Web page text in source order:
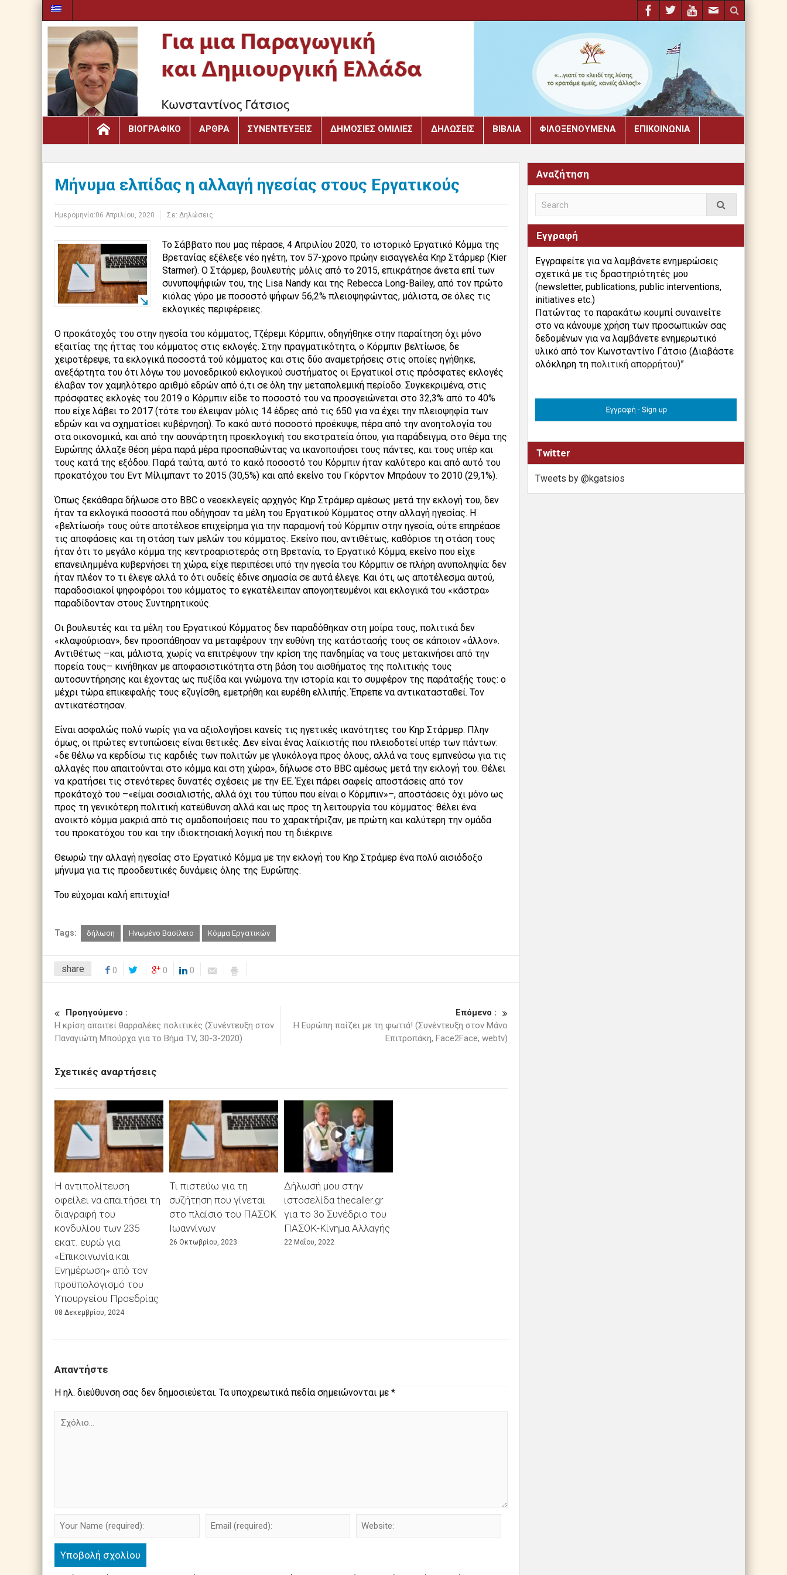
ΒΙΟΓΡΑΦΙΚΌ ΆΡΘΡΑ ΣΥΝΕΝΤΕΎΞΕΙΣ ΔΗΜΌΣΙΕΣ ΟΜΙΛΊΕΣ ΔΗΛΏΣΕΙΣ ΒΙΒΛΙΑ ΦΙΛΟΞΕΝΟΎΜΕΝΑ ΕΠΙΚΟΙΝΩΝΊΑ
Μήνυμα ελπίδας η αλλαγή ηγεσίας στους Εργατικούς
Ημερομηνία:06 Απριλίου, 2020 Σε: Δηλώσεις
Το Σάββατο που μας πέρασε, 4 Απριλίου 2020, το ιστορικό Εργατικό Κόμμα της
Βρετανίας εξέλεξε νέο ηγέτη, τον 57-χρονο πρώην εισαγγελέα Κηρ Στάρμερ (Kier
Starmer). Ο Στάρμερ, βουλευτής μόλις από το 2015, επικράτησε άνετα επί των
συνυποψήφιών του, της Lisa Nandy και της Rebecca Long-Bailey, από τον πρώτο
κιόλας γύρο με ποσοστό ψήφων 56,2% πλειοψηφώντας, μάλιστα, σε όλες τις
εκλογικές περιφέρειες.
Ο προκάτοχός του στην ηγεσία του κόμματος, Τζέρεμι Κόρμπιν, οδηγήθηκε στην παραίτηση όχι μόνο
εξαιτίας της ήττας του κόμματος στις εκλογές. Στην πραγματικότητα, ο Κόρμπιν βελτίωσε, δε
χειροτέρεψε, τα εκλογικά ποσοστά τού κόμματος και στις δύο αναμετρήσεις στις οποίες ηγήθηκε,
ανεξάρτητα του ότι λόγω του μονοεδρικού εκλογικού συστήματος οι Εργατικοί στις πρόσφατες εκλογές
έλαβαν τον χαμηλότερο αριθμό εδρών από ό,τι σε όλη την μεταπολεμική περίοδο. Συγκεκριμένα, στις
πρόσφατες εκλογές του 2019 ο Κόρμπιν είδε το ποσοστό του να προσγειώνεται στο 32,3% από το 40%
που είχε λάβει το 2017 (τότε του έλειψαν μόλις 14 έδρες από τις 650 για να έχει την πλειοψηφία των
εδρών και να σχηματίσει κυβέρνηση). Το κακό αυτό ποσοστό προέκυψε, πέρα από την ανοητολογία του
στα οικονομικά, και από την ασυνάρτητη προεκλογική του εκστρατεία όπου, για παράδειγμα, στο θέμα της
Ευρώπης άλλαζε θέση μέρα παρά μέρα προσπαθώντας να ικανοποιήσει τους πάντες, και τους υπέρ και
τους κατά της εξόδου. Παρά ταύτα, αυτό το κακό ποσοστό του Κόρμπιν ήταν καλύτερο και από αυτό του
προκατόχου του Εντ Μίλιμπαντ το 2015 (30,5%) και από εκείνο του Γκόρντον Μπράουν το 2010 (29,1%).
Όπως ξεκάθαρα δήλωσε στο BBC ο νεοεκλεγείς αρχηγός Κηρ Στράμερ αμέσως μετά την εκλογή του, δεν
ήταν τα εκλογικά ποσοστά που οδήγησαν τα μέλη του Εργατικού Κόμματος στην αλλαγή ηγεσίας. Η
«βελτίωσή» τους ούτε αποτέλεσε επιχείρημα για την παραμονή τού Κόρμπιν στην ηγεσία, ούτε επηρέασε
τις αποφάσεις και τη στάση των μελών του κόμματος. Εκείνο που, αντιθέτως, καθόρισε τη στάση τους
ήταν ότι το μεγάλο κόμμα της κεντροαριστεράς στη Βρετανία, το Εργατικό Κόμμα, εκείνο που είχε
επανειλημμένα κυβερνήσει τη χώρα, είχε περιπέσει υπό την ηγεσία του Κόρμπιν σε πλήρη ανυποληψία: δεν
ήταν πλέον το τι έλεγε αλλά το ότι ουδείς έδινε σημασία σε αυτά έλεγε. Και ότι, ως αποτέλεσμα αυτού,
παραδοσιακοί ψηφοφόροι του κόμματος το εγκατέλειπαν απογοητευμένοι και εκλογικά του «κάστρα»
παραδίδονταν στους Συντηρητικούς.
Οι βουλευτές και τα μέλη του Εργατικού Κόμματος δεν παραδόθηκαν στη μοίρα τους, πολιτικά δεν
«κλαψούρισαν», δεν προσπάθησαν να μεταφέρουν την ευθύνη της κατάστασής τους σε κάποιον «άλλον».
Αντιθέτως –και, μάλιστα, χωρίς να επιτρέψουν την κρίση της πανδημίας να τους μετακινήσει από την
πορεία τους– κινήθηκαν με αποφασιστικότητα στη βάση του αισθήματος της πολιτικής τους
αυτοσυντήρησης και έχοντας ως πυξίδα και γνώμονα την ιστορία και το συμφέρον της παράταξής τους: ο
μέχρι τώρα επικεφαλής τους εζυγίσθη, εμετρήθη και ευρέθη ελλιπής. Έπρεπε να αντικατασταθεί. Τον
αντικατέστησαν.
Είναι ασφαλώς πολύ νωρίς για να αξιολογήσει κανείς τις ηγετικές ικανότητες του Κηρ Στάρμερ. Πλην
όμως, οι πρώτες εντυπώσεις είναι θετικές. Δεν είναι ένας λαϊκιστής που πλειοδοτεί υπέρ των πάντων:
«δε θέλω να κερδίσω τις καρδιές των πολιτών με γλυκόλογα προς όλους, αλλά να τους εμπνεύσω για τις
αλλαγές που απαιτούνται στο κόμμα και στη χώρα», δήλωσε στο BBC αμέσως μετά την εκλογή του. Θέλει
να κρατήσει τις στενότερες δυνατές σχέσεις με την ΕΕ. Έχει πάρει σαφείς αποστάσεις από τον
προκάτοχό του –«είμαι σοσιαλιστής, αλλά όχι του τύπου που είναι ο Κόρμπιν»–, αποστάσεις όχι μόνο ως
προς τη γενικότερη πολιτική κατεύθυνση αλλά και ως προς τη λειτουργία του κόμματος: θέλει ένα
ανοικτό κόμμα μακριά από τις ομαδοποιήσεις που το χαρακτήριζαν, με πρώτη και καλύτερη την ομάδα
του προκατόχου του και την ιδιοκτησιακή λογική που τη διέκρινε.
Θεωρώ την αλλαγή ηγεσίας στο Εργατικό Κόμμα με την εκλογή του Κηρ Στράμερ ένα πολύ αισιόδοξο
μήνυμα για τις προοδευτικές δυνάμεις όλης της Ευρώπης.
Του εύχομαι καλή επιτυχία!
Tags: δήλωση Ηνωμένο Βασίλειο Κόμμα Εργατικών
share 0 0 0
Προηγούμενο :
Η κρίση απαιτεί θαρραλέες πολιτικές (Συνέντευξη στoν
Παναγιώτη Μπούρχα για το Βήμα TV, 30-3-2020)
Επόμενο :
Η Ευρώπη παίζει με τη φωτιά! (Συνέντευξη στον Μάνο
Επιτροπάκη, Face2Face, webtv)
Σχετικές αναρτήσεις
Η αντιπολίτευση
οφείλει να απαιτήσει τη
διαγραφή του
κονδυλίου των 235
εκατ. ευρώ για
«Επικοινωνία και
Ενημέρωση» από τον
προϋπολογισμό του
Υπουργείου Προεδρίας
08 Δεκεμβρίου, 2024
Τι πιστεύω για τη
συζήτηση που γίνεται
στο πλαίσιο του ΠΑΣΟΚ
Ιωαννίνων
26 Οκτωβρίου, 2023
Δήλωσή μου στην
ιστοσελίδα thecaller.gr
για το 3ο Συνέδριο του
ΠΑΣΟΚ-Κίνημα Αλλαγής
22 Μαΐου, 2022
Απαντήστε
Η ηλ. διεύθυνση σας δεν δημοσιεύεται. Τα υποχρεωτικά πεδία σημειώνονται με *
Αναζήτηση
Εγγραφή
Εγγραφείτε για να λαμβάνετε ενημερώσεις
σχετικά με τις δραστηριότητές μου
(newsletter, publications, public interventions,
initiatives etc.)
Πατώντας το παρακάτω κουμπί συναινείτε
στο να κάνουμε χρήση των προσωπικών σας
δεδομένων για να λαμβάνετε ενημερωτικό
υλικό από τον Κωνσταντίνο Γάτσιο (Διαβάστε
ολόκληρη τη πολιτική απορρήτου)”
Twitter
Tweets by @kgatsios